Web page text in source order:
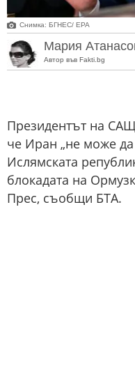
Снимка: БГНЕС/ EPA
Мария
Автор във Fakti.bg
Президентът на
че Иран „не може
Ислямската
блокадата на
Прес, съобщи БТА.